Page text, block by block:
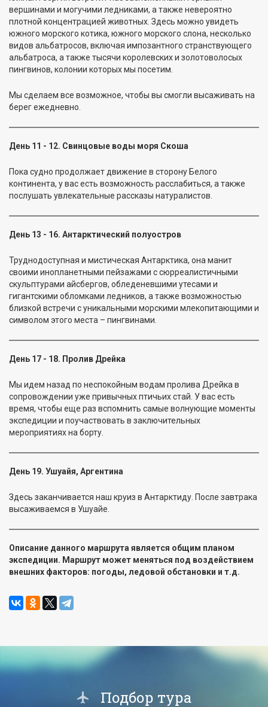
вершинами и могучими ледниками, а также невероятно
плотной концентрацией животных. Здесь можно увидеть
южного морского котика, южного морского слона, несколько
видов альбатросов, включая импозантного странствующего
альбатроса, а также тысячи королевских и золотоволосых
пингвинов, колонии которых мы посетим.
Мы сделаем все возможное, чтобы вы смогли высаживать на
берег ежедневно.
День 11 - 12. Свинцовые воды моря Скоша
Пока судно продолжает движение в сторону Белого
континента, у вас есть возможность расслабиться, а также
послушать увлекательные рассказы натуралистов.
День 13 - 16. Антарктический полуостров
Труднодоступная и мистическая Антарктика, она манит
своими инопланетными пейзажами с сюрреалистичными
скульптурами айсбергов, обледеневшими утесами и
гигантскими обломками ледников, а также возможностью
близкой встречи с уникальными морскими млекопитающими и
символом этого места – пингвинами.
День 17 - 18. Пролив Дрейка
Мы идем назад по неспокойным водам пролива Дрейка в
сопровождении уже привычных птичьих стай. У вас есть
время, чтобы еще раз вспомнить самые волнующие моменты
экспедиции и поучаствовать в заключительных
мероприятиях на борту.
День 19. Ушуайя, Аргентина
Здесь заканчивается наш круиз в Антарктиду. После завтрака
высаживаемся в Ушуайе.
Описание данного маршрута является общим планом
экспедиции. Маршрут может меняться под воздействием
внешних факторов: погоды, ледовой обстановки и т.д.
Подбор тура